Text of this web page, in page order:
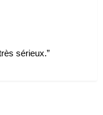
sérieux.”